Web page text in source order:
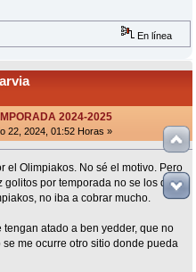
En línea
2024-2025
22, 2024, 01:52 Horas »
el Olimpiakos. No sé el motivo. Pero
por temporada no se los quita
no iba a cobrar mucho.
atado a ben yedder, que no
me ocurre otro sitio donde pueda